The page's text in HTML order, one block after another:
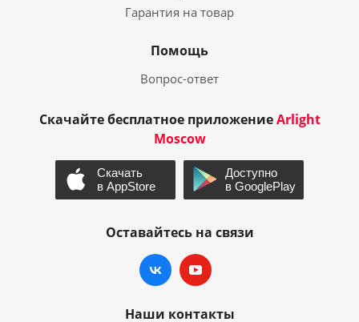
Гарантия на товар
Помощь
Вопрос-ответ
Скачайте бесплатное приложениеArlight
Moscow
Оставайтесь на связи
Наши контакты